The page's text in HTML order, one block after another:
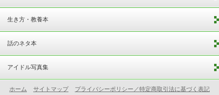
生き方・教養本
話のネタ本
アイドル写真集
ホーム サイトマップ プライバシーポリシー／特定商取引法に基づく表記